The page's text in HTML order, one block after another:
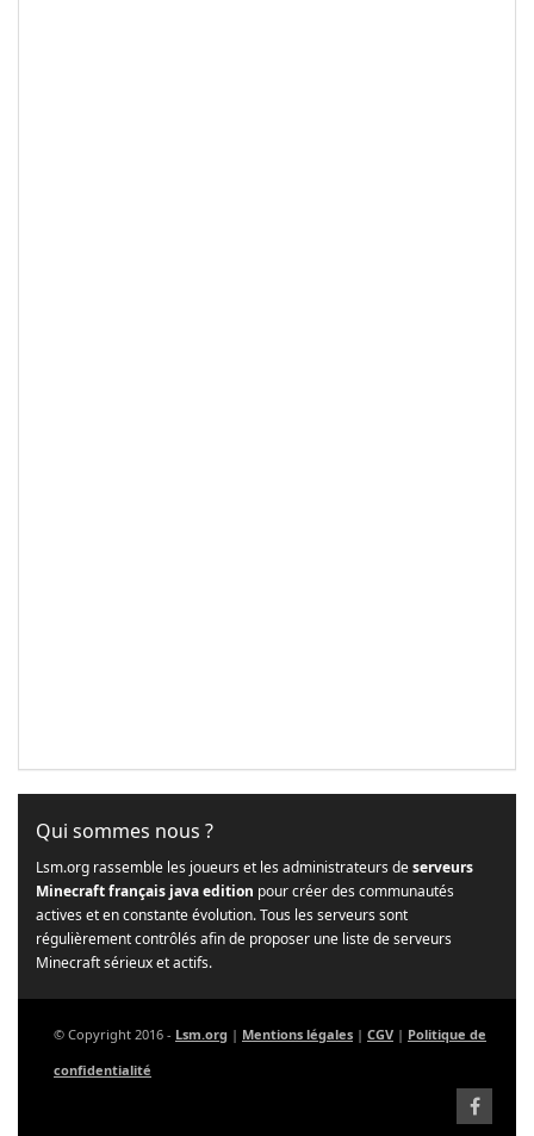
Qui sommes nous ?
Lsm.org rassemble les joueurs et les administrateurs deserveurs
Minecraft français java edition pour créer des communautés
actives et en constante évolution. Tous les serveurs sont
régulièrement contrôlés afin de proposer une liste de serveurs
Minecraft sérieux et actifs.
© Copyright 2016 - Lsm.org | Mentions légales | CGV | Politique de
confidentialité